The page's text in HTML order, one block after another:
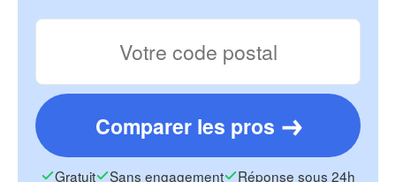
Comparer les pros
Gratuit Sans engagement Réponse sous 24h